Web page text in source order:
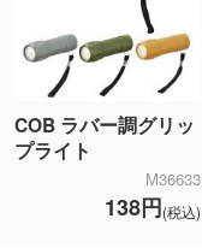
COB ラバー調グリッ
プライト
M36633
138円(税込)